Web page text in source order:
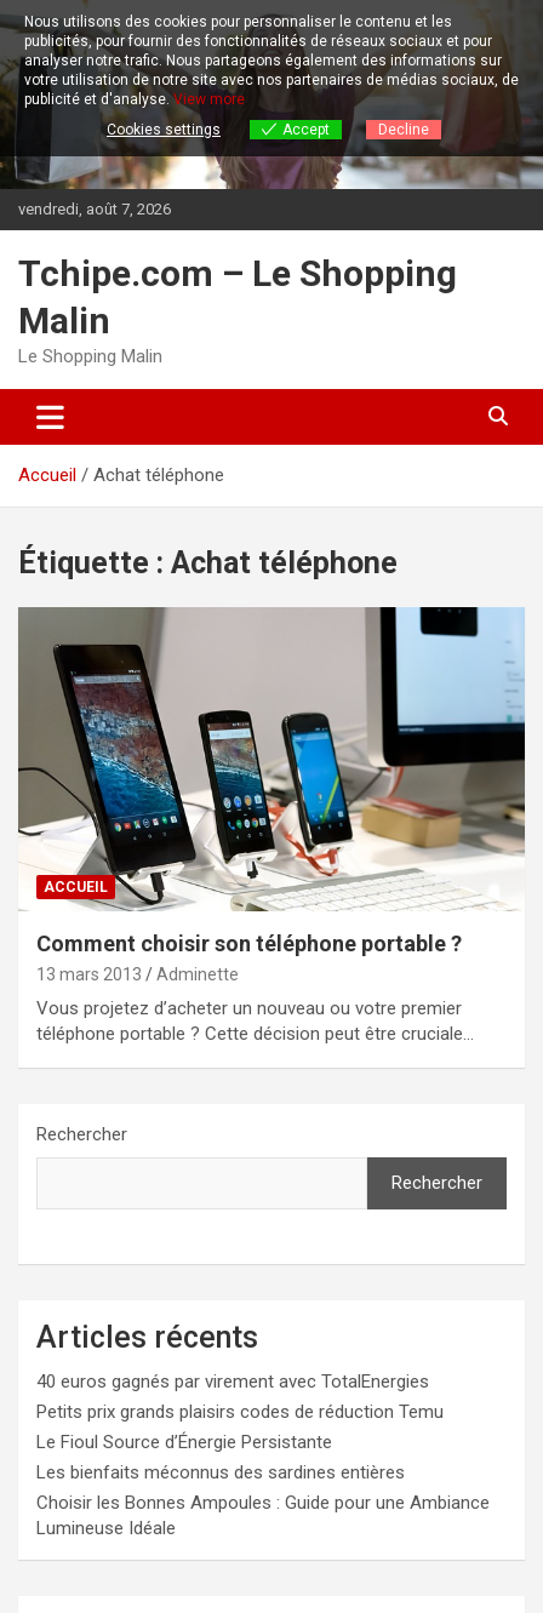
Aller
au
contenu
vendredi, août 7, 2026
Tchipe.com – Le Shopping
Malin
Le Shopping Malin
Accueil Achat téléphone
Étiquette : Achat téléphone
ACCUEIL
Comment choisir son téléphone portable ?
13 mars 2013 Adminette
Vous projetez d’acheter un nouveau ou votre premier
téléphone portable ? Cette décision peut être cruciale…
Rechercher
Rechercher
Articles récents
40 euros gagnés par virement avec TotalEnergies
Petits prix grands plaisirs codes de réduction Temu
Le Fioul Source d’Énergie Persistante
Les bienfaits méconnus des sardines entières
Choisir les Bonnes Ampoules : Guide pour une Ambiance
Lumineuse Idéale
Nous utilisons des cookies pour personnaliser le contenu et les
publicités, pour fournir des fonctionnalités de réseaux sociaux et pour
analyser notre trafic.Nous partageons également des informations sur
votre utilisation de notre site avec nos partenaires de médias sociaux, de
publicité et d'analyse. View more
Cookies settings
Accept Decline